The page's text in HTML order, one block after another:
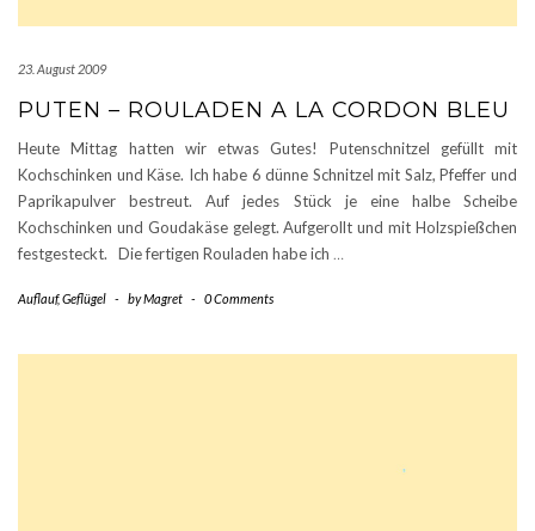
23. August 2009
PUTEN – ROULADEN A LA CORDON BLEU
Heute Mittag hatten wir etwas Gutes! Putenschnitzel gefüllt mit
Kochschinken und Käse. Ich habe 6 dünne Schnitzel mit Salz, Pfeffer und
Paprikapulver bestreut. Auf jedes Stück je eine halbe Scheibe
Kochschinken und Goudakäse gelegt. Aufgerollt und mit Holzspießchen
festgesteckt. Die fertigen Rouladen habe ich …
Auflauf,Geflügel - byMagret - 0 Comments